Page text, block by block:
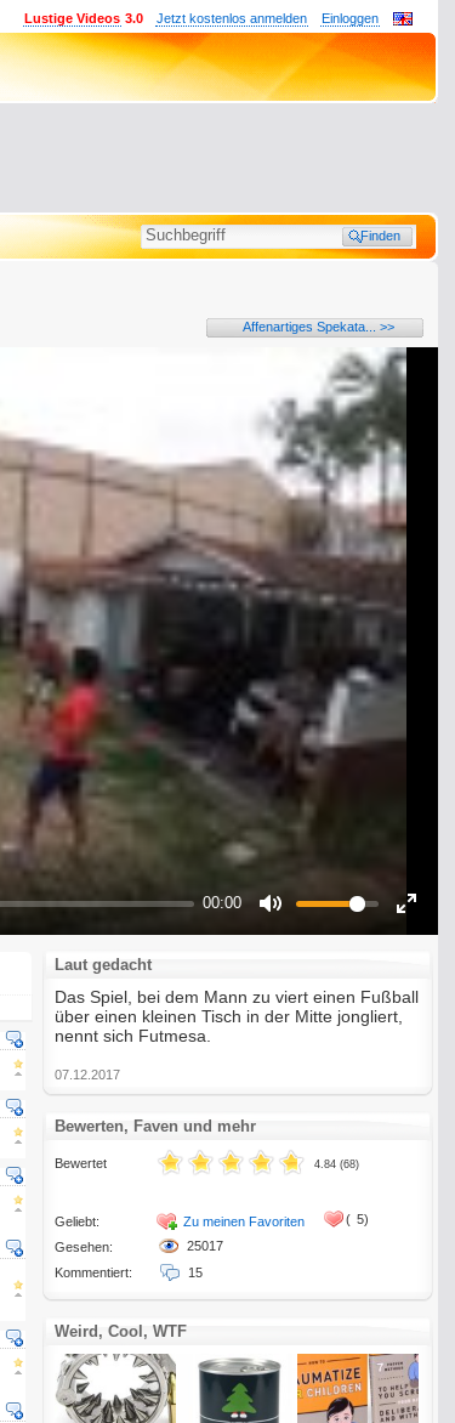
Einloggen
Jetzt kostenlos anmelden
Lustige Videos 3.0
Affenartiges Spekata... >>
00:00
Laut gedacht
Das Spiel, bei dem Mann zu viert einen Fußball
über einen kleinen Tisch in der Mitte jongliert,
nennt sich Futmesa.
07.12.2017
Bewerten, Faven und mehr
Bewertet
Geliebt:
Gesehen:
Kommentiert:
4.84 (68)
Zu meinen Favoriten
25017
15
( 5)
Weird, Cool, WTF